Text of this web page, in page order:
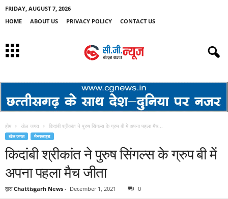
FRIDAY, AUGUST 7, 2026
HOME
ABOUT US PRIVACY POLICY CONTACT US
होम खेल जगत किदांबी श्रीकांत ने पुरुष सिंगल्स के ग्रुप बी में अपना पहला मैच...
खेल जगत मेनस्लाइड
किदांबी श्रीकांत ने पुरुष सिंगल्स के ग्रुप बी में
अपना पहला मैच जीता
द्वारा Chattisgarh News - December 1, 2021 0